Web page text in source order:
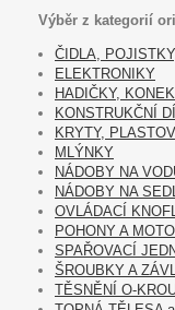
Výběr z kategorií
ČIDLA,
ELEKTRONIKY
HADIČKY,
KONSTRUKČNÍ
KRYTY,
MLÝNKY
NÁDOBY NA
NÁDOBY NA
OVLÁDACÍ
POHONY A
SPAŘOVACÍ
ŠROUBKY A
TĚSNĚNÍ O-